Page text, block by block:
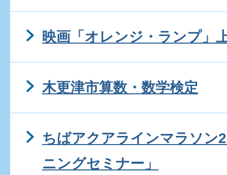
映画「オレンジ・ランプ」
木更津市算数・数学検定
ちばアクアラインマラソン
ニングセミナー」